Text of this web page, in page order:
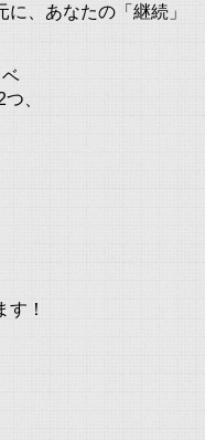
、あなたの「継続」
、
！